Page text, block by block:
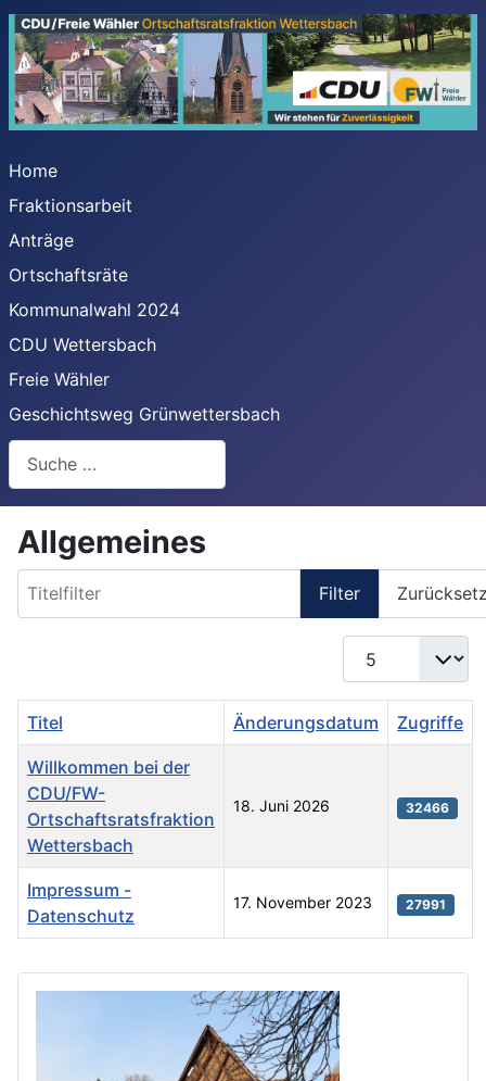
Home
Fraktionsarbeit
Anträge
Ortschaftsräte
Kommunalwahl 2024
CDU Wettersbach
Freie Wähler
Geschichtsweg Grünwettersbach
Suchen
Allgemeines
Filter
Titel Änderungsdatum Zugriffe
Willkommen bei der
CDU/FW-
Ortschaftsratsfraktion
Wettersbach
18. Juni 2026 32466
Impressum -
Datenschutz
17. November 2023 27991